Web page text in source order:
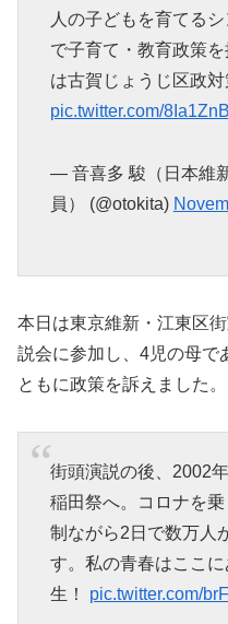
人の子どもを育てる
で子育て・教育政策
は古賀じょうじ区政対
pic.twitter.com/
— 音喜多 駿（日本維
員） (@otokita)
本日は東京維新・江東区
説会に参加し、4児の母で
ともに政策を訴えました。
街頭演説の後、2002
稲田祭へ。コロナを
制ながら2日で数万人
す。私の青春はここ
生！ pic.twitter.com/